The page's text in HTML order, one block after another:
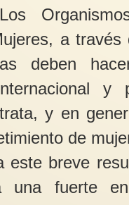
a
deben
y en
de
este breve
una fuerte